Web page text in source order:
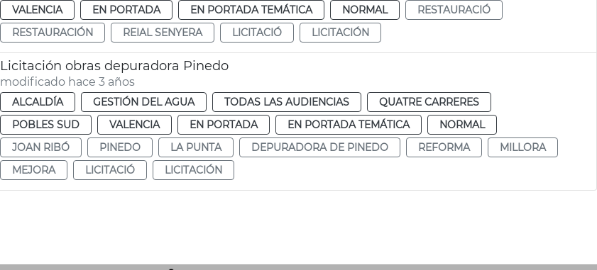
VALENCIA
EN PORTADA EN PORTADA TEMÁTICA NORMAL
RESTAURACIÓ
RESTAURACIÓN
REIAL SENYERA LICITACIÓ LICITACIÓN
Licitación obras depuradora Pinedo
modificado hace 3 años
ALCALDÍA GESTIÓN DEL AGUA TODAS LAS AUDIENCIAS
QUATRE CARRERES
POBLES SUD
VALENCIA EN PORTADA EN PORTADA TEMÁTICA
NORMAL
JOAN RIBÓ
PINEDO LA PUNTA DEPURADORA DE PINEDO REFORMA
MILLORA
MEJORA
LICITACIÓ LICITACIÓN